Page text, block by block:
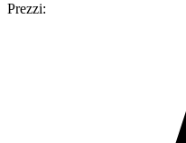
Prezzi: